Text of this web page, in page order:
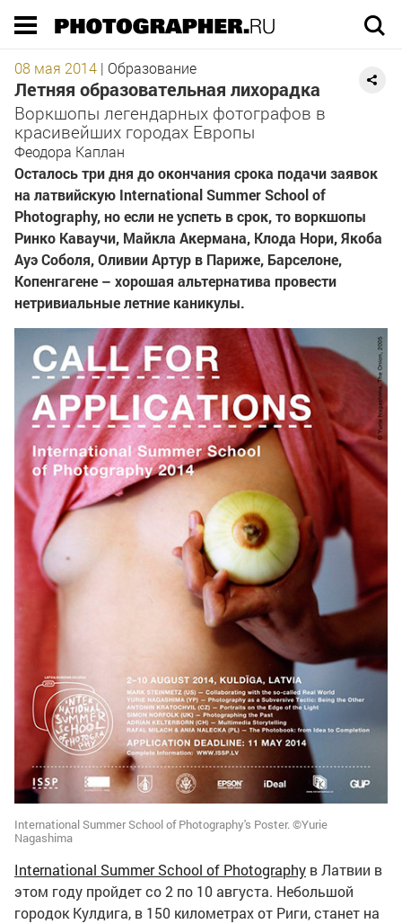
08 мая 2014 | Образование
Летняя образовательная лихорадка
Воркшопы легендарных фотографов в
красивейших городах Европы
Феодора Каплан
Осталось три дня до окончания срока подачи заявок
на латвийскую International Summer School of
Photography, но если не успеть в срок, то воркшопы
Ринко Каваучи, Майкла Акермана, Клода Нори, Якоба
Ауэ Соболя, Оливии Артур в Париже, Барселоне,
Копенгагене – хорошая альтернатива провести
нетривиальные летние каникулы.
International Summer School of Photography's Poster. ©Yurie
Nagashima
International Summer School of Photography в Латвии в
этом году пройдет со 2 по 10 августа. Небольшой
городок Кулдига, в 150 километрах от Риги, станет на